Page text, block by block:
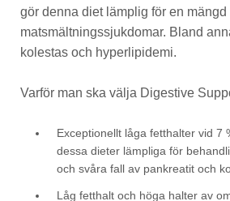
gör denna diet lämplig för en mängd
matsmältningssjukdomar. Bland
kolestas och hyperlipidemi.
Varför man ska välja Digestive
Exceptionellt låga fetthalter vid 7
dessa dieter lämpliga för
och svåra fall av pankreatit och
Låg fetthalt och höga halter av